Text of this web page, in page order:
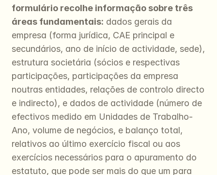
formulário recolhe informação sobre três
áreas fundamentais: dados gerais da
empresa (forma jurídica, CAE principal e
secundários, ano de início de actividade, sede),
estrutura societária (sócios e respectivas
participações, participações da empresa
noutras entidades, relações de controlo directo
e indirecto), e dados de actividade (número de
efectivos medido em Unidades de Trabalho-
Ano, volume de negócios, e balanço total,
relativos ao último exercício fiscal ou aos
exercícios necessários para o apuramento do
estatuto, que pode ser mais do que um para